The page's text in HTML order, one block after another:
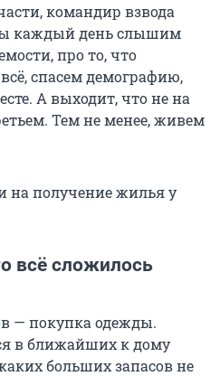
командир взвода
каждый день слышим
про то, что
спасем демографию,
А выходит, что не на
Тем не менее, живем
на получение жилья у
всё сложилось
— покупка одежды.
в ближайших к дому
больших запасов не